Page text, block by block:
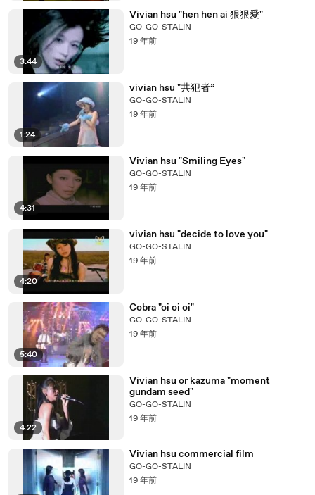
3:44
Vivian hsu "hen hen ai 狠狠愛"
GO-GO-STALIN
19 年前
1:24
vivian hsu "共犯者”
GO-GO-STALIN
19 年前
4:31
Vivian hsu "Smiling Eyes"
GO-GO-STALIN
19 年前
4:20
vivian hsu "decide to love you"
GO-GO-STALIN
19 年前
5:40
Cobra "oi oi oi"
GO-GO-STALIN
19 年前
4:22
Vivian hsu or kazuma "moment
gundam seed"
GO-GO-STALIN
19 年前
Vivian hsu commercial film
GO-GO-STALIN
19 年前